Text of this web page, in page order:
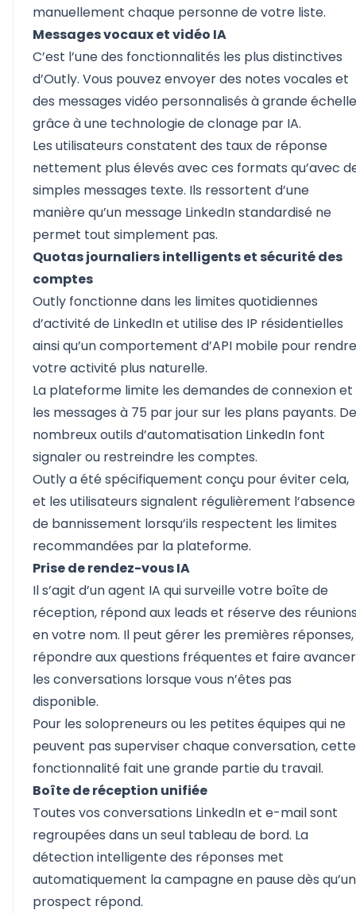
manuellement chaque personne de votre liste.
Messages vocaux et vidéo IA
C’est l’une des fonctionnalités les plus distinctives
d’Outly. Vous pouvez envoyer des notes vocales et
des messages vidéo personnalisés à grande échelle
grâce à une technologie de clonage par IA.
Les utilisateurs constatent des taux de réponse
nettement plus élevés avec ces formats qu’avec
simples messages texte. Ils ressortent d’une
manière qu’un message LinkedIn standardisé ne
permet tout simplement pas.
Quotas journaliers intelligents et sécurité des
comptes
Outly fonctionne dans les limites quotidiennes
d’activité de LinkedIn et utilise des IP résidentielles
ainsi qu’un comportement d’API mobile pour rendre
votre activité plus naturelle.
La plateforme limite les demandes de connexion et
les messages à 75 par jour sur les plans payants. De
nombreux outils d’automatisation LinkedIn font
signaler ou restreindre les comptes.
Outly a été spécifiquement conçu pour éviter cela,
et les utilisateurs signalent régulièrement l’absence
de bannissement lorsqu’ils respectent les limites
recommandées par la plateforme.
Prise de rendez-vous IA
Il s’agit d’un agent IA qui surveille votre boîte de
réception, répond aux leads et réserve des
en votre nom. Il peut gérer les premières réponses,
répondre aux questions fréquentes et faire avancer
les conversations lorsque vous n’êtes pas
disponible.
Pour les solopreneurs ou les petites équipes qui ne
peuvent pas superviser chaque conversation, cette
fonctionnalité fait une grande partie du travail.
Boîte de réception unifiée
Toutes vos conversations LinkedIn et e-mail sont
regroupées dans un seul tableau de bord. La
détection intelligente des réponses met
automatiquement la campagne en pause dès qu’un
prospect répond.